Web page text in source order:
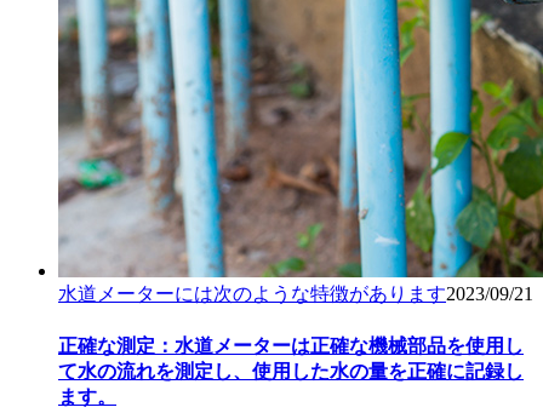
水道メーターには次のような特徴があります2023/09/21
正確な測定：水道メーターは正確な機械部品を使用し
て水の流れを測定し、使用した水の量を正確に記録し
ます。